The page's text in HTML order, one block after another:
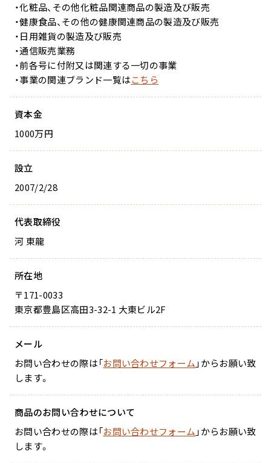
サポートアイテム一覧
お得なおまとめ定期コース
・化粧品、その他化粧品関連商品の製造及び販売
・健康食品、その他の健康関連商品の製造及び販売
・日用雑貨の製造及び販売
・通信販売業務
・前各号に付附又は関連する一切の事業
・事業の関連ブランド一覧はこちら
資本金
1000万円
設立
2007/2/28
代表取締役
河 東龍
所在地
〒171-0033
東京都豊島区高田3-32-1 大東ビル2F
メール
お問い合わせの際は「お問い合わせフォーム 」からお願い致
します。
商品のお問い合わせについて
お問い合わせの際は「お問い合わせフォーム 」からお願い致
します。